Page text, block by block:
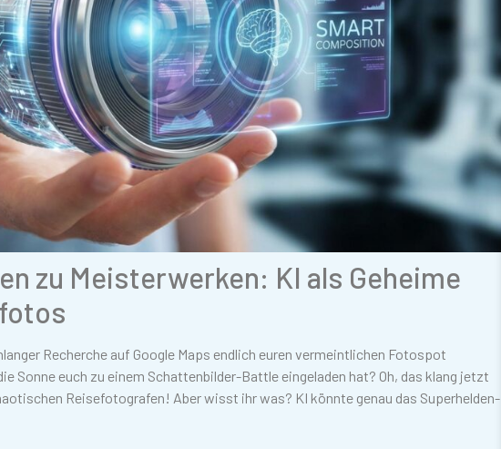
zu Meisterwerken: KI als Geheime
Recherche auf Google Maps endlich euren vermeintlichen Fotospot
Sonne euch zu einem Schattenbilder-Battle eingeladen hat? Oh, das klang jetzt
Reisefotografen! Aber wisst ihr was? KI könnte genau das Superhelden-